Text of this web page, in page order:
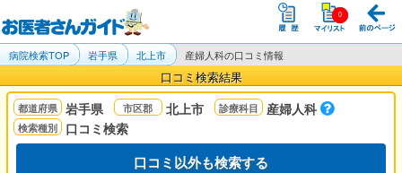
病院検索TOP 岩手県 北上市 産婦人科の口コミ情報
口コミ検索結果
岩手県 北上市
産婦人科
口コミ検索
口コミ以外も検索する